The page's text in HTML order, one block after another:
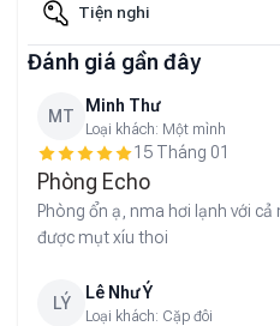
Tiện nghi
Đánh giá gần đây
MT
Minh Thư
Loại khách: Một mình
15 Tháng 01
Phòng Echo
Phòng ổn ạ, nma hơi lạnh với
được mụt xíu thoi
LÝ
Lê Như Ý
Loại khách: Cặp đôi